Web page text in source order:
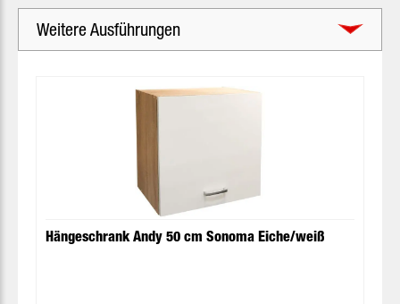
Weitere Ausführungen
Hängeschrank Andy 50 cm Sonoma Eiche/weiß